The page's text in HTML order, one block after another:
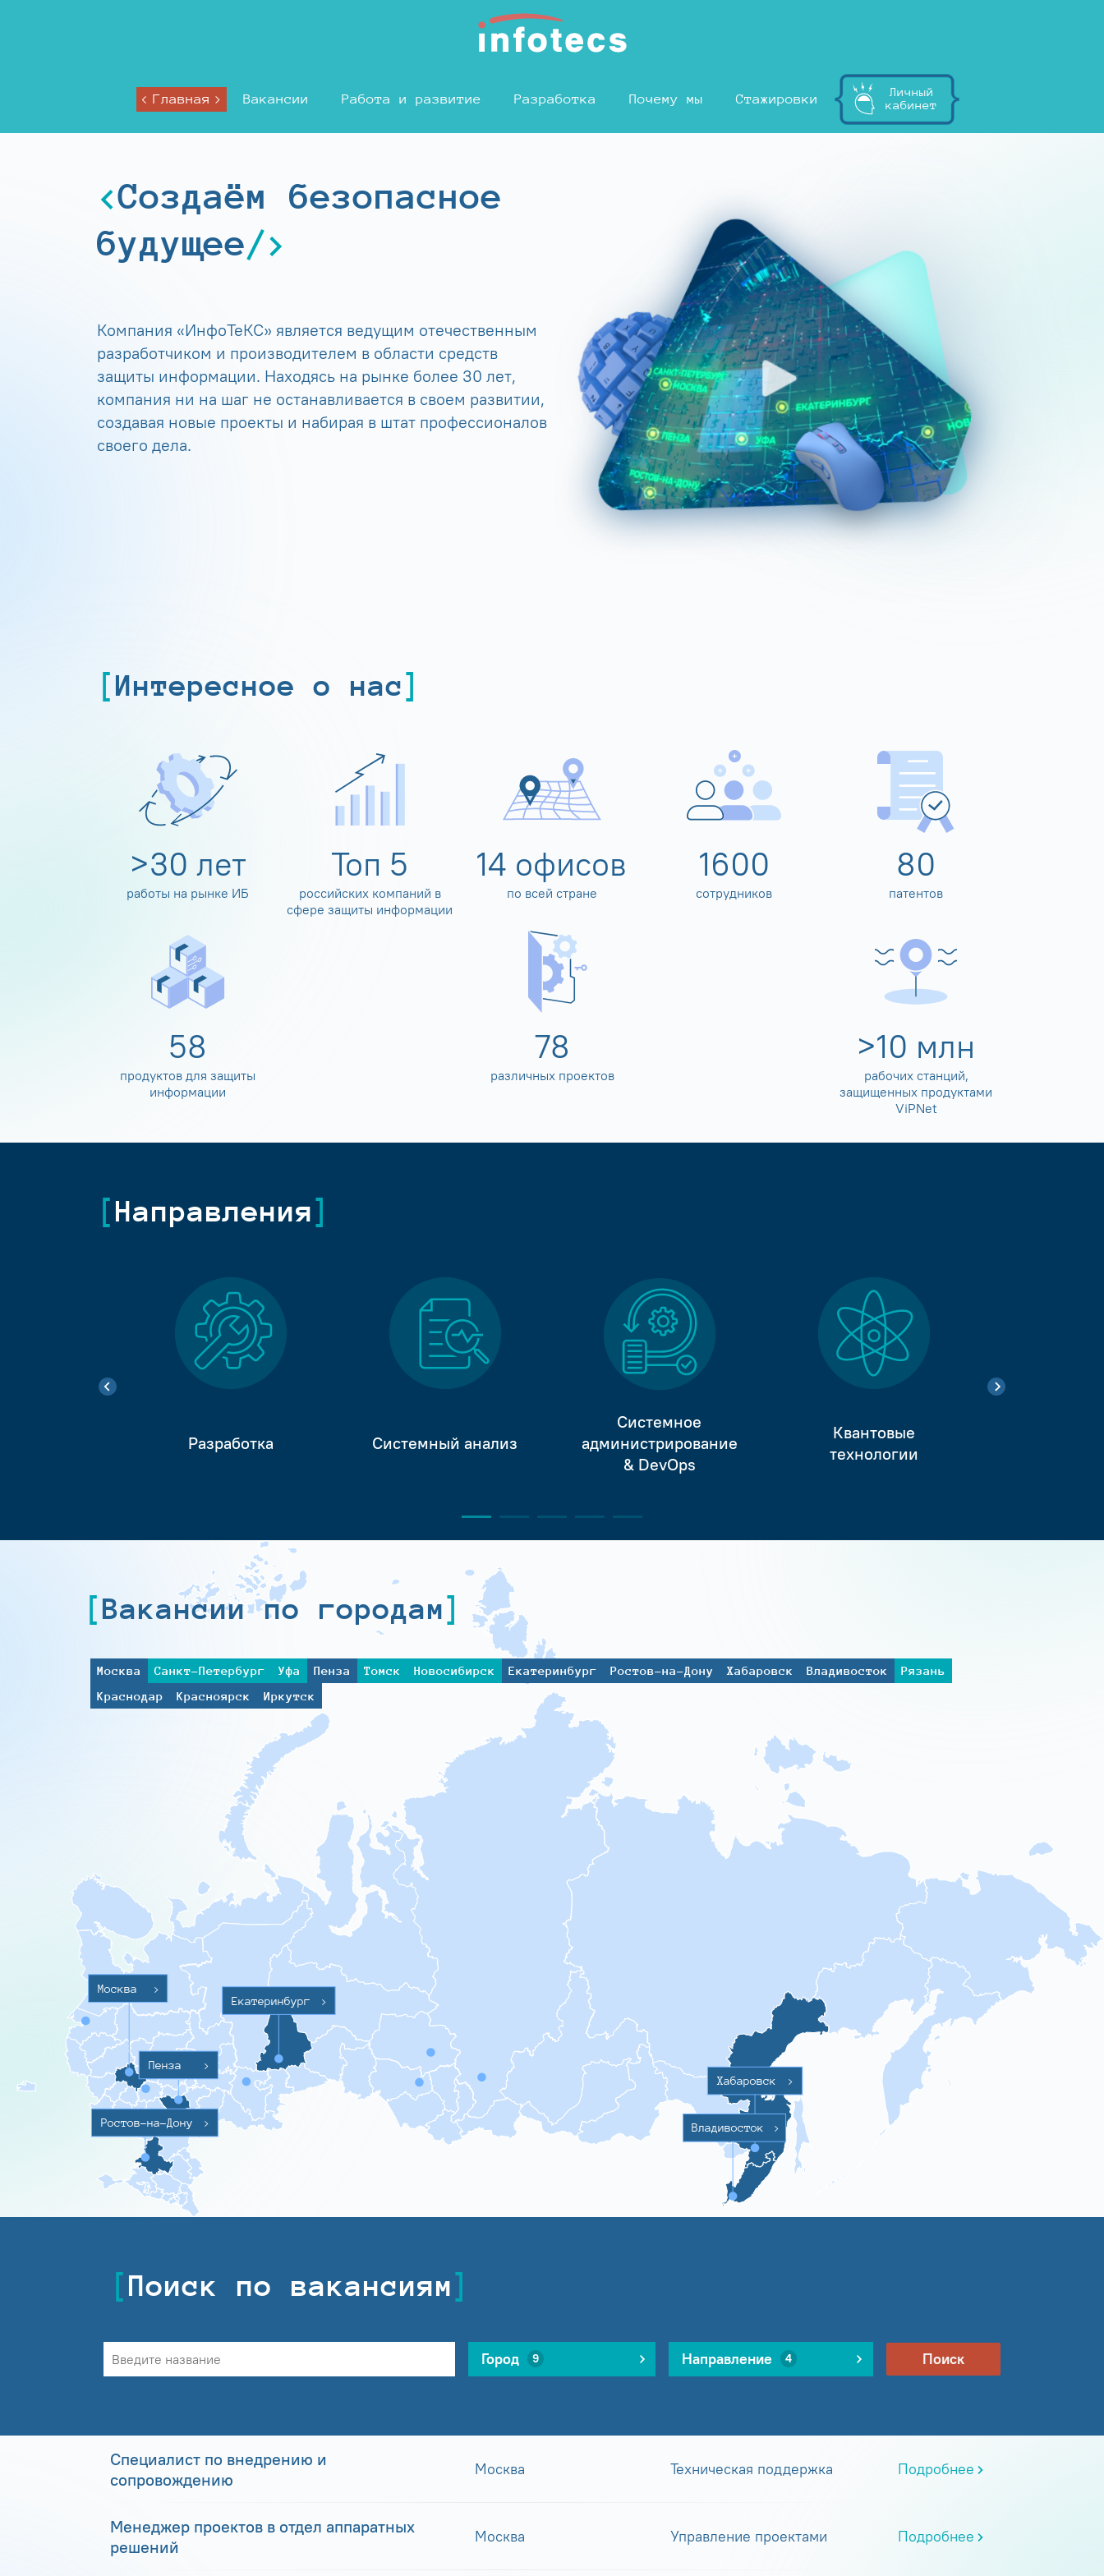
Главная Вакансии Работа и развитие Разработка Почему мы Стажировки
Личный
кабинет
Создаём безопасное
будущее
Компания «ИнфоТеКС» является ведущим отечественным
разработчиком и производителем в области средств
защиты информации. Находясь на рынке более 30 лет,
компания ни на шаг не останавливается в своем развитии,
создавая новые проекты и набирая в штат профессионалов
своего дела.
Интересное о нас
>30 лет
работы на рынке ИБ
Топ 5
российских компаний в
сфере защиты информации
14 офисов
по всей стране
1600
сотрудников
80
патентов
60
продуктов для защиты
информации
80
различных проектов
>10 млн
рабочих станций,
защищенных продуктами
ViPNet
Направления
Разработка Системный анализ
Системное
администрирование
& DevOps
Квантовые
технологии
Вакансии по городам
Москва Санкт-Петербург Уфа Пенза Томск Новосибирск Екатеринбург Ростов-на-Дону Хабаровск Владивосток
Рязань
Краснодар
Красноярск Иркутск
Москва >
Ростов-на-Дону >
Пенза >
Екатеринбург >
Хабаровск >
Владивосток >
Поиск по вакансиям
Город 9 Направление 4 Поиск
Специалист по внедрению и
сопровождению
Москва Техническая поддержка Подробнее
Менеджер проектов в отдел аппаратных
решений
Москва Управление проектами Подробнее